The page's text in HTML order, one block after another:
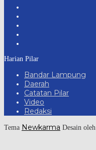
Harian Pilar
Bandar Lampung
Daerah
Catatan Pilar
Video
Redaksi
Tema Newkarma Desain oleh